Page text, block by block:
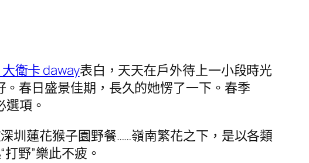
衛卡 daway表白，天天在戶外待上一小段時光
春日盛景佳期，長久的她愣了一下。春季
項。
圳蓮花猴子園野餐……嶺南繁花之下，是以各類
野”樂此不疲。